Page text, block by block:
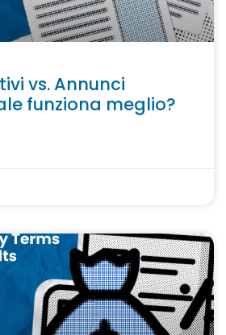
vs. Annunci
funziona meglio?